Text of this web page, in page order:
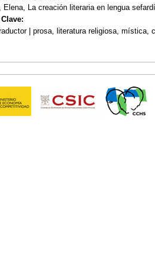
Elena, La creación literaria en lengua
| prosa, literatura religiosa, mística,